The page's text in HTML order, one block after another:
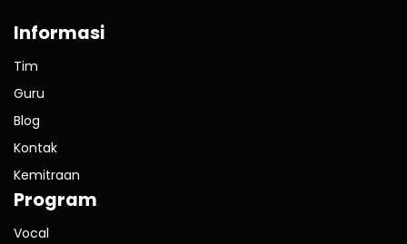
Informasi
Tim
Guru
Blog
Kontak
Kemitraan
Program
Vocal